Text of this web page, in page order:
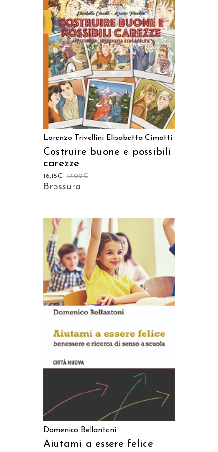
AGGIUNGI AL CARRELLO
Lorenzo Trivellini Elisabetta Cimatti
Costruire buone e possibili
carezze
17,00€
16,15€
Brossura
Domenico Bellantoni
Aiutami a essere felice